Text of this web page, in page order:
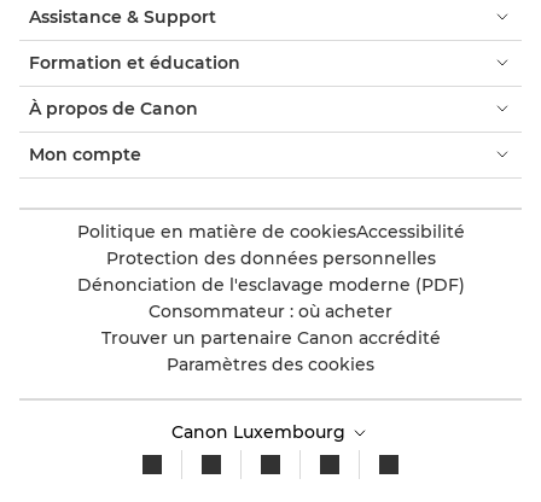
Assistance & Support
Formation et éducation
À propos de Canon
Mon compte
Politique en matière de cookiesAccessibilité
Protection des données personnelles
Dénonciation de l'esclavage moderne (PDF)
Consommateur : où acheter
Trouver un partenaire Canon accrédité
Paramètres des cookies
Canon Luxembourg